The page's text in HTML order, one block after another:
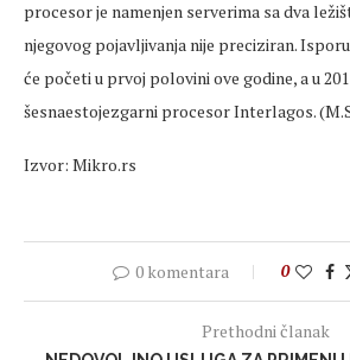
procesor je namenjen serverima sa dva
njegovog pojavljivanja nije preciziran.
će početi u prvoj polovini ove godine, a u
šesnaestojezgarni procesor Interlagos.
Izvor: Mikro.rs
0 komentara 0
Prethodni članak